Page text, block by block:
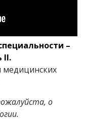
–
II.
медицинских
о